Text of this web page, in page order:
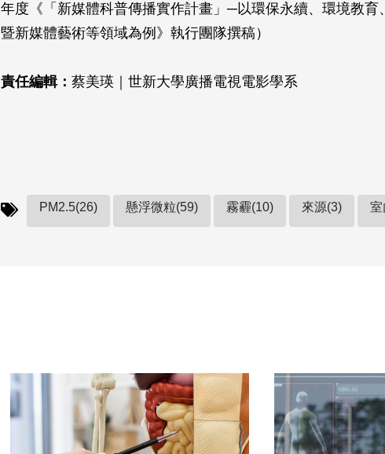
年度《「新媒體科普傳播實作計畫」─以環保永續、環境教育
暨新媒體藝術等領域為例》執行團隊撰稿）
責任編輯： 蔡美瑛｜世新大學廣播電視電影學系
PM2.5(26) 懸浮微粒(59) 霧霾(10) 來源(3) 室